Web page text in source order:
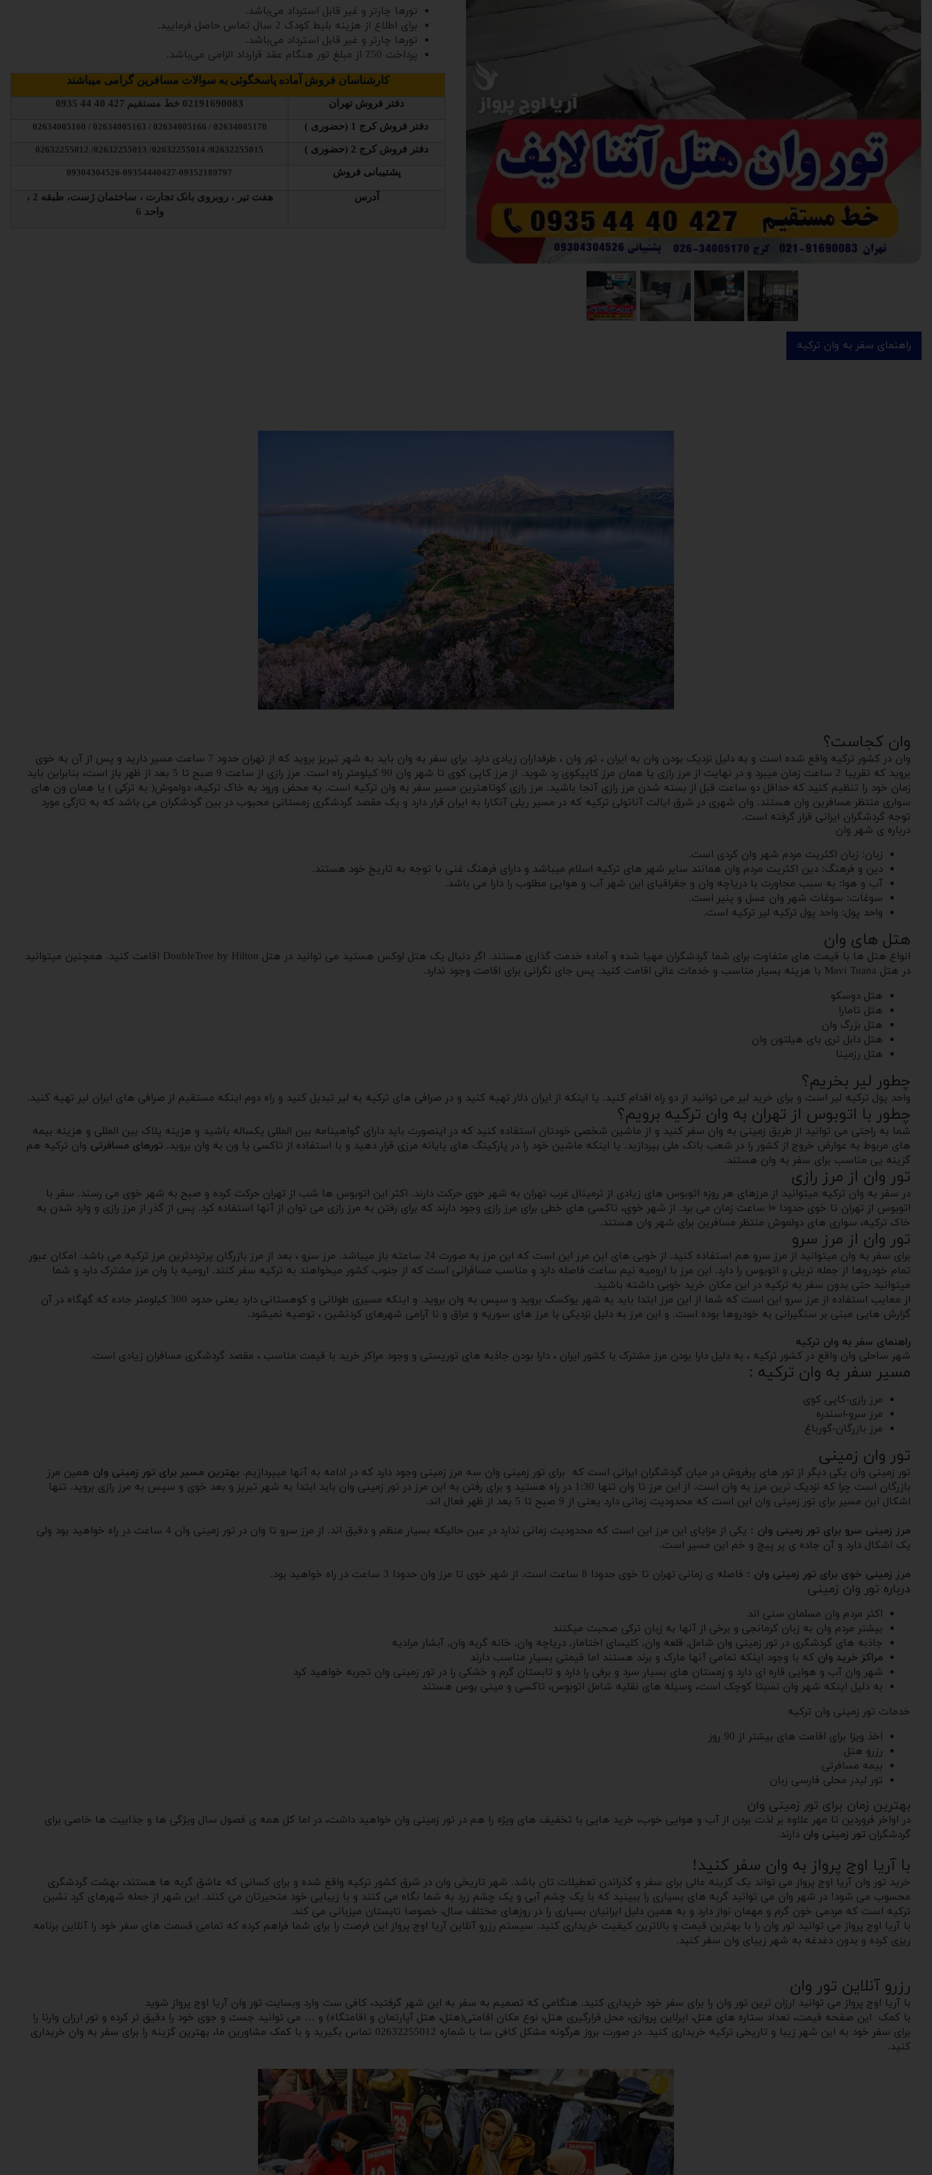
تورها چارتر و غیر قابل استرداد می‌باشد.
برای اطلاع از هزینه بلیط کودک 2 سال تماس حاصل فرمایید.
تورها چارتر و غیر قابل استرداد می‌باشد.
پرداخت 50٪ از مبلغ تور هنگام عقد قرارداد الزامی می‌باشد.
کارشناسان فروش آماده پاسخگوئی به سوالات مسافرین گرامی میباشند
دفتر فروش تهران 02191690083 خط مستقیم 427 40 44 0935
دفتر فروش کرج 1 (حضوری ) 02634005170 / 02634005166 / 02634005163 / 02634005160
دفتر فروش کرج 2 (حضوری ) 02632255015/ 02632255014/ 02632255013/ 02632255012
پشتیبانی فروش 09304304526-09354440427-09352189797
آدرس
هفت تیر ، روبروی بانک تجارت ، ساختمان ژست، طبقه 2 ،
واحد 6
راهنمای سفر به وان ترکیه
وان کجاست؟
وان در کشور ترکیه واقع شده است و به دلیل نزدیک بودن وان به ایران ، تور وان ، طرفداران زیادی دارد. برای سفر به وان باید به شهر تبریز بروید که از تهران حدود 7 ساعت مسیر دارید و پس از آن به خوی
بروید که تقریبا 2 ساعت زمان میبرد و در نهایت از مرز رازی یا همان مرز کاپیکوی رد شوید. از مرز کاپی کوی تا شهر وان 90 کیلومتر راه است. مرز رازی از ساعت 9 صبح تا 5 بعد از ظهر باز است، بنابراین باید
زمان خود را تنظیم کنید که حداقل دو ساعت قبل از بسته شدن مرز رازی آنجا باشید. مرز رازی کوتاهترین مسیر سفر به وان ترکیه است. به محض ورود به خاک ترکیه، دولموش( به ترکی ) یا همان ون های
سواری منتظر مسافرین وان هستند. وان شهری در شرق ایالت آناتولی ترکیه که در مسیر ریلی آنکارا به ایران قرار دارد و یک مقصد گردشگری زمستانی محبوب در بین گردشگران می باشد که به تازگی مورد
توجه گردشگران ایرانی قرار گرفته است.
درباره ی شهر وان
زبان: زبان اکثریت مردم شهر وان کردی است.
دین و فرهنگ: دین اکثریت مردم وان همانند سایر شهر های ترکیه اسلام میباشد و دارای فرهنگ غنی با توجه به تاریخ خود هستند.
آب و هوا: به سبب مجاورت با دریاچه وان و جغرافیای این شهر آب و هوایی مطلوب را دارا می باشد.
سوغات: سوغات شهر وان عسل و پنیر است.
واحد پول: واحد پول ترکیه لیر ترکیه است.
هتل های وان
انواع هتل ها با قیمت های متفاوت برای شما گردشگران مهیا شده و آماده خدمت گذاری هستند. اگر دنبال یک هتل لوکس هستید می توانید در هتل DoubleTree by Hilton اقامت کنید. همچنین میتوانید
در هتل Mavi Tuana با هزینه بسیار مناسب و خدمات عالی اقامت کنید. پس جای نگرانی برای اقامت وجود ندارد.
هتل دوسکو
هتل تامارا
هتل بزرگ وان
هتل دابل تری بای هیلتون وان
هتل رزمینا
چطور لیر بخریم؟
واحد پول ترکیه لیر است و برای خرید لیر می توانید از دو راه اقدام کنید. یا اینکه از ایران دلار تهیه کنید و در صرافی های ترکیه به لیر تبدیل کنید و راه دوم اینکه مستقیم از صرافی های ایران لیر تهیه کنید.
چطور با اتوبوس از تهران به وان ترکیه برویم؟
شما به راحتی می توانید از طریق زمینی به وان سفر کنید و از ماشین شخصی خودتان استفاده کنید که در اینصورت باید دارای گواهینامه بین المللی یکساله باشید و هزینه پلاک بین المللی و هزینه بیمه
های مربوط به عوارض خروج از کشور را در شعب بانک ملی بپردازید. یا اینکه ماشین خود را در پارکینگ های پایانه مرزی قرار دهید و با استفاده از تاکسی یا ون به وان بروید. تورهای مسافرتی وان ترکیه هم
گزینه یی مناسب برای سفر به وان هستند.
تور وان از مرز رازی
در سفر به وان ترکیه میتوانید از مرزهای هر روزه اتوبوس های زیادی از ترمینال غرب تهران به شهر خوی حرکت دارند. اکثر این اتوبوس ها شب از تهران حرکت کرده و صبح به شهر خوی می رسند. سفر با
اتوبوس از تهران تا خوی حدودا ۱۰ ساعت زمان می برد. از شهر خوی، تاکسی های خطی برای مرز رازی وجود دارند که برای رفتن به مرز رازی می توان از آنها استفاده کرد. پس از گذر از مرز رازی و وارد شدن به
خاک ترکیه، سواری های دولموش منتظر مسافرین برای شهر وان هستند.
تور وان از مرز سرو
برای سفر به وان میتوانید از مرز سرو هم استفاده کنید. از خوبی های این مرز این است که این مرز به صورت 24 ساعته باز میباشد. مرز سرو ، بعد از مرز بازرگان پرترددترین مرز ترکیه می باشد. امکان عبور
تمام خودروها از جمله تریلی و اتوبوس را دارد. این مرز با ارومیه نیم ساعت فاصله دارد و مناسب مسافرانی است که از جنوب کشور میخواهند به ترکیه سفر کنند. ارومیه با وان مرز مشترک دارد و شما
میتوانید حتی بدون سفر به ترکیه در این مکان خرید خوبی داشته باشید.
از معایب استفاده از مرز سرو این است که شما از این مرز ابتدا باید به شهر یوکسک بروید و سپس به وان بروید. و اینکه مسیری طولانی و کوهستانی دارد یعنی حدود 300 کیلومتر جاده که گهگاه در آن
گزارش هایی مبنی بر سنگپرانی به خودروها بوده است. و این مرز به دلیل نزدیکی با مرز های سوریه و عراق و نا آرامی شهرهای کردنشین ، توصیه نمیشود.
راهنمای سفر به وان ترکیه
شهر ساحلی وان واقع در کشور ترکیه ، به دلیل دارا بودن مرز مشترک با کشور ایران ، دارا بودن جاذبه های توریستی و وجود مراکز خرید با قیمت مناسب ، مقصد گردشگری مسافران زیادی است.
مسیر سفر به وان ترکیه :
مرز رازی-کاپی کوی
مرز سرو-اسندره
مرز بازرگان-گورباغ
تور وان زمینی
تور زمینی وان یکی دیگر از تور های پرفروش در میان گردشگران ایرانی است که برای تور زمینی وان سه مرز زمینی وجود دارد که در ادامه به آنها میپردازیم. بهترین مسیر برای تور زمینی وان همین مرز
بازرگان است چرا که نزدیک ترین مرز به وان است. از این مرز تا وان تنها 1:30 در راه هستید و برای رفتن به این مرز در تور زمینی وان باید ابتدا به شهر تبریز و بعد خوی و سپس به مرز رازی بروید. تنها
اشکال این مسیر برای تور زمینی وان این است که محدودیت زمانی دارد یعنی از 9 صبح تا 5 بعد از ظهر فعال اند.
مرز زمینی سرو برای تور زمینی وان :
یکی از مزایای این مرز این است که محدودیت زمانی ندارد در عین حالیکه بسیار منظم و دقیق اند. از مرز سرو تا وان در تور زمینی وان 4 ساعت در راه خواهید بود ولی
یک اشکال دارد و آن جاده ی پر پیچ و خم این مسیر است.
مرز زمینی خوی برای تور زمینی وان : فاصله ی زمانی تهران تا خوی حدودا 8 ساعت است. از شهر خوی تا مرز وان حدودا 3 ساعت در راه خواهید بود.
درباره تور وان زمینی
اکثر مردم وان مسلمان سنی اند
بیشتر مردم وان به زبان کرمانجی و برخی از آنها به زبان ترکی صحبت میکنند
جاذبه های گردشگری در تور زمینی وان شامل, قلعه وان, کلیسای اختامار, دریاچه وان, خانه گربه وان, آبشار مرادیه
مراکز خرید وان که با وجود اینکه تمامی آنها مارک و برند هستند اما قیمتی بسیار مناسب دارند
شهر وان آب و هوایی قاره ای دارد و زمستان های بسیار سرد و برفی را دارد و تابستان گرم و خشکی را در تور زمینی وان تجربه خواهید کرد
به دلیل اینکه شهر وان نسبتا کوچک است، وسیله های نقلیه شامل اتوبوس، تاکسی و مینی بوس هستند
خدمات تور زمینی وان ترکیه
اخذ ویزا برای اقامت های بیشتر از 90 روز
رزرو هتل
بیمه مسافرتی
تور لیدر محلی فارسی زبان
بهترین زمان برای تور زمینی وان
در اواخر فروردین تا مهر علاوه بر لذت بردن از آب و هوایی خوب، خرید هایی با تخفیف های ویژه را هم در تور زمینی وان خواهید داشت، در اما کل همه ی فصول سال ویژگی ها و جذابیت ها خاصی برای
گردشگران تور زمینی وان دارند.
با آریا اوج پرواز به وان سفر کنید!
خرید تور وان آریا اوج پرواز می تواند یک گزینه عالی برای سفر و گذراندن تعطیلات تان باشد. شهر تاریخی وان در شرق کشور ترکیه واقع شده و‌ برای کسانی که عاشق گربه ها هستند، بهشت گردشگری
محسوب می شود! در شهر وان می‌ توانید گربه های بسیاری را ببینید که با یک چشم آبی و یک چشم زرد به شما نگاه می کنند و با زیبایی خود متحیرتان می کنند. این شهر از جمله شهرهای کرد نشین
ترکیه است که مردمی خون گرم و مهمان نواز دارد و به همین دلیل ایرانیان بسیاری را در روزهای مختلف سال، خصوصا تابستان میزبانی می کند.
با آریا اوج پرواز می توانید تور وان را با بهترین قیمت و بالاترین کیفیت خریداری کنید. سیستم رزرو آنلاین آریا اوج پرواز این فرصت را برای شما فراهم کرده که تمامی قسمت های سفر خود را آنلاین برنامه
ریزی کرده و‌ بدون دغدغه به شهر زیبای وان سفر کنید.
رزرو آنلاین تور وان
با آریا اوج پرواز می توانید ارزان ترین تور وان را برای سفر‌ خود خریداری کنید. هنگامی که تصمیم به سفر به این شهر گرفتید، کافی ست وارد وبسایت تور وان آریا اوج پرواز شوید
با کمک این صفحه قیمت، تعداد ستاره های هتل، ایرلاین پروازی، محل قرارگیری هتل، نوع مکان اقامتی(هتل، هتل آپارتمان و اقامتگاه) و … می توانید جست و‌ جوی خود را دقیق تر کرده و تور ارزان وارنا را
برای سفر خود به این شهر زیبا و تاریخی ترکیه خریداری کنید. در صورت بروز هرگونه مشکل کافی سا با شماره 02632255012 تماس بگیرید و با کمک مشاورین ما، بهترین گزینه را برای سفر به وان خریداری
کنید.